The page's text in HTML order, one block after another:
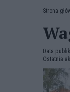
Strona
Data
Ostatnia